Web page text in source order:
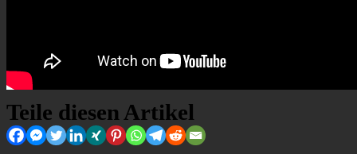
Teile diesen Artikel